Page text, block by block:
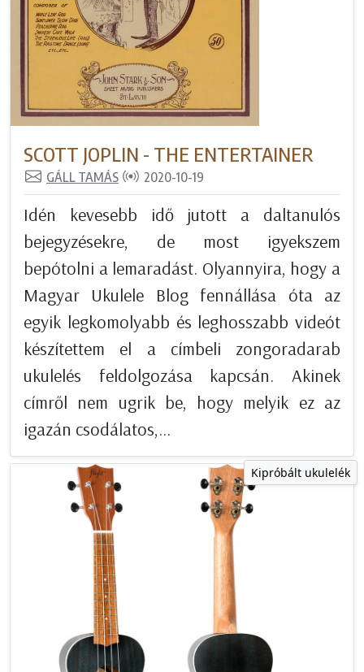
SCOTT JOPLIN - THE ENTERTAINER
GÁLL TAMÁS 2020-10-19
Idén kevesebb idő jutott a daltanulós
bejegyzésekre, de most igyekszem
bepótolni a lemaradást. Olyannyira, hogy a
Magyar Ukulele Blog fennállása óta az
egyik legkomolyabb és leghosszabb videót
készítettem el a címbeli zongoradarab
ukulelés feldolgozása kapcsán. Akinek
címről nem ugrik be, hogy melyik ez az
igazán csodálatos,...
Kipróbált ukulelék